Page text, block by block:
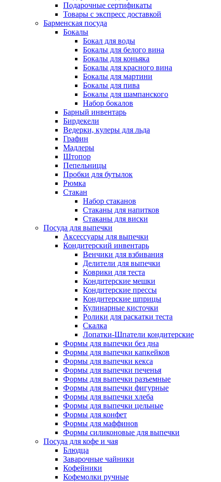
Подарочные сертификаты
Товары с экспресс доставкой
Барменская посуда
Бокалы
Бокал для воды
Бокалы для белого вина
Бокалы для коньяка
Бокалы для красного вина
Бокалы для мартини
Бокалы для пива
Бокалы для шампанского
Набор бокалов
Барный инвентарь
Бирдекели
Ведерки, кулеры для льда
Графин
Мадлеры
Штопор
Пепельницы
Пробки для бутылок
Рюмка
Стакан
Набор стаканов
Стаканы для напитков
Стаканы для виски
Посуда для выпечки
Аксессуары для выпечки
Кондитерский инвентарь
Венчики для взбивания
Делители для выпечки
Коврики для теста
Кондитерские мешки
Кондитерские прессы
Кондитерские шприцы
Кулинарные кисточки
Ролики для раскатки теста
Скалка
Лопатки-Шпатели кондитерские
Формы для выпечки без дна
Формы для выпечки капкейков
Формы для выпечки кекса
Формы для выпечки печенья
Формы для выпечки разъемные
Формы для выпечки фигурные
Формы для выпечки хлеба
Формы для выпечки цельные
Формы для конфет
Формы для маффинов
Формы силиконовые для выпечки
Посуда для кофе и чая
Блюдца
Заварочные чайники
Кофейники
Кофемолки ручные